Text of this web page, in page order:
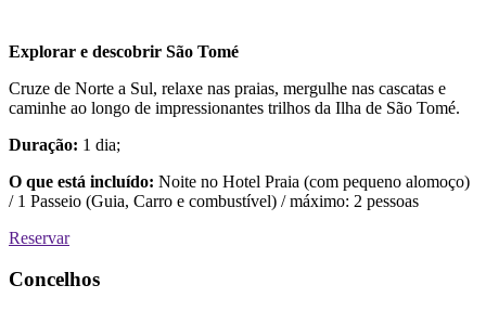
Explorar e descobrir São Tomé
Cruze de Norte a Sul, relaxe nas praias, mergulhe nas cascatas e
caminhe ao longo de impressionantes trilhos da Ilha de São Tomé.
Duração: 1 dia;
O que está incluído: Noite no Hotel Praia (com pequeno alomoço)
/ 1 Passeio (Guia, Carro e combustível) / máximo: 2 pessoas
Reservar
Concelhos